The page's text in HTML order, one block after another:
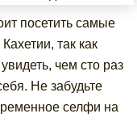
посетить самые
так как
чем сто раз
Не забудьте
селфи на